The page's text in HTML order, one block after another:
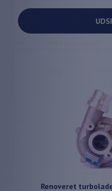
Renoveret